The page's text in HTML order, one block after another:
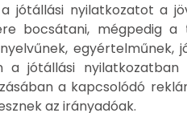
a jótállási nyilatkozatot a
bocsátani, mégpedig
egyértelműnek,
a jótállási
a kapcsolódó
az irányadóak.